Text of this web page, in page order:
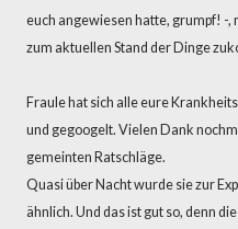
euch angewiesen hatte, grumpf! -,
zum aktuellen Stand der Dinge
Fraule hat sich alle eure
und gegoogelt. Vielen Dank
gemeinten Ratschläge.
Quasi über Nacht wurde sie zur
ähnlich. Und das ist gut so, denn